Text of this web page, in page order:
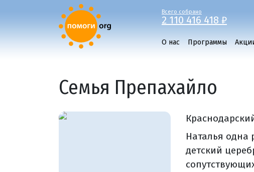
Всего собрано
2 110 416 418 ₽
О нас Программы
Семья Препахайло
Наталья одна
детский